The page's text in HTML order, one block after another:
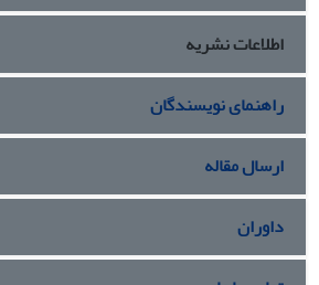
اطلاعات نشریه
راهنمای نویسندگان
ارسال مقاله
داوران